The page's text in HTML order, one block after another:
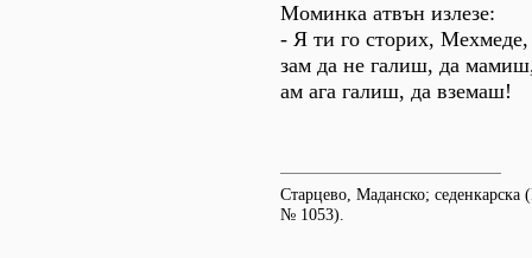
Моминка атвън излезе:
- Я ти го сторих, Мехмеде,
зам да не галиш, да
ам ага галиш, да вземаш!
Старцево, Маданско;
№ 1053).